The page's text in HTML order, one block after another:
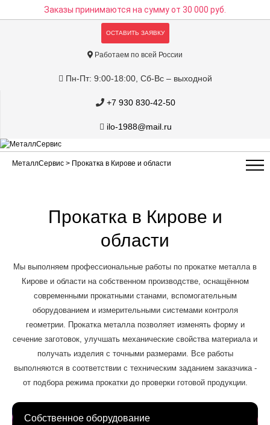
Заказы принимаются на суммуот 30 000 руб.
ОСТАВИТЬ ЗАЯВКУ
Работаем по всей России
Пн-Пт: 9:00-18:00, Сб-Вс – выходной
+7 930 830-42-50
ilo-1988@mail.ru
МеталлСервис > Прокатка в Кирове и области
Прокатка в Кирове и
области
Мы выполняем профессиональные работы по прокатке металла в
Кирове и области на собственном производстве, оснащённом
современными прокатными станами, вспомогательным
оборудованием и измерительными системами контроля
геометрии. Прокатка металла позволяет изменять форму и
сечение заготовок, улучшать механические свойства материала и
получать изделия с точными размерами. Все работы
выполняются в соответствии с техническим заданием заказчика -
от подбора режима прокатки до проверки готовой продукции.
Собственное оборудование